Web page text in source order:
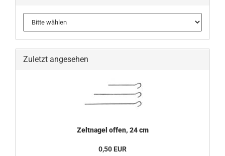
Zuletzt angesehen
Zeltnagel offen, 24 cm
0,50 EUR